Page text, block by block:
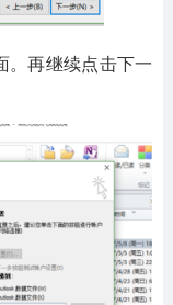
。再继续点击下一